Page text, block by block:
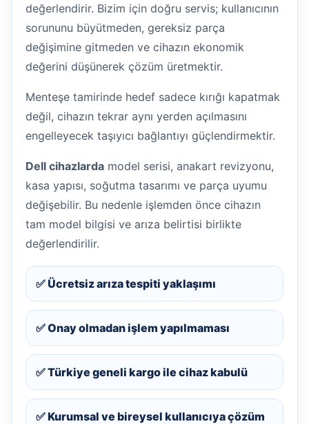
değerlendirir. Bizim için doğru servis; kullanıcının
sorununu büyütmeden, gereksiz parça
değişimine gitmeden ve cihazın ekonomik
değerini düşünerek çözüm üretmektir.
Menteşe tamirinde hedef sadece kırığı kapatmak
değil, cihazın tekrar aynı yerden açılmasını
engelleyecek taşıyıcı bağlantıyı güçlendirmektir.
Dell cihazlarda model serisi, anakart revizyonu,
kasa yapısı, soğutma tasarımı ve parça uyumu
değişebilir. Bu nedenle işlemden önce cihazın
tam model bilgisi ve arıza belirtisi birlikte
değerlendirilir.
✅ Ücretsiz arıza tespiti yaklaşımı
✅ Onay olmadan işlem yapılmaması
✅ Türkiye geneli kargo ile cihaz kabulü
✅ Kurumsal ve bireysel kullanıcıya çözüm